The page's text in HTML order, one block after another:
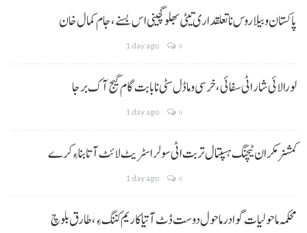
پاکستان و بیلاروس نا تعلقداری تیٹی بھلو گچینی اس بسنے، جام کمال خان
1 day ago 0
لورالائی شار اٹی سفائی، خرسی و ماڈل سٹی نا بابت گام گیج آک برجا
1 day ago 0
کمشنر مکران ٹیچنگ ہسپتال تربت اٹی سولر اسٹریٹ لائٹ آتا بناءِ کرے
1 day ago 0
محکمہ ماحولیات گوادر ماحول دوست ڈٹ آتیا کاریم کننگ ءِ، طارق بلوچ